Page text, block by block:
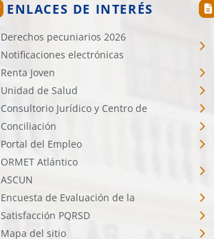
ENLACES DE INTERÉS
Derechos pecuniarios 2026
Notificaciones electrónicas
Renta Joven
Unidad de Salud
Consultorio Jurídico y Centro de
Conciliación
Portal del Empleo
ORMET Atlántico
ASCUN
Encuesta de Evaluación de la
Satisfacción PQRSD
Mapa del sitio